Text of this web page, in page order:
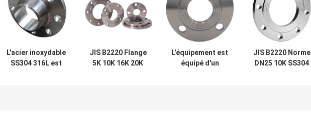
L'acier inoxydable
SS304 316L est
JIS B2220 Flange
5K 10K 16K 20K
L'équipement est
équipé d'un
JIS B2220 Norme
DN25 10K SS304